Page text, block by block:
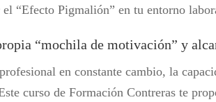
“Efecto Pigmalión” en tu entorno
“mochila de motivación” y
en constante cambio, la
curso de Formación Contreras te